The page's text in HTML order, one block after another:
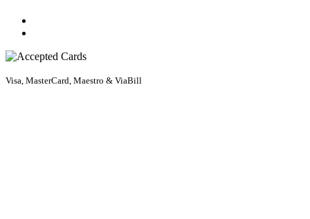
Visa, MasterCard, Maestro & ViaBill